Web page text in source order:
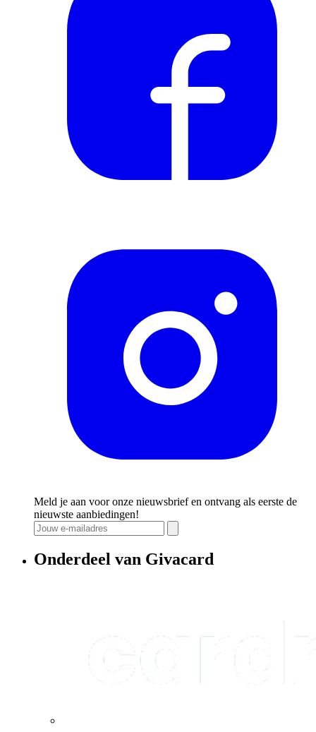
Meld je aan voor onze nieuwsbrief en ontvang als eerste de
nieuwste aanbiedingen!
Onderdeel van Givacard